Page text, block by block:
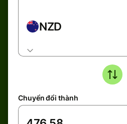
NZD
Chuyển đổi thành